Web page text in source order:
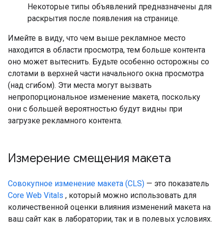
Некоторые типы объявлений предназначены для
раскрытия после появления на странице.
Имейте в виду, что чем выше рекламное место
находится в области просмотра, тем больше контента
оно может вытеснить. Будьте особенно осторожны со
слотами в верхней части начального окна просмотра
(над сгибом). Эти места могут вызвать
непропорциональное изменение макета, поскольку
они с большей вероятностью будут видны при
загрузке рекламного контента.
Измерение смещения макета
Совокупное изменение макета (CLS) — это показатель
Core Web Vitals , который можно использовать для
количественной оценки влияния изменений макета на
ваш сайт как в лаборатории, так и в полевых условиях.